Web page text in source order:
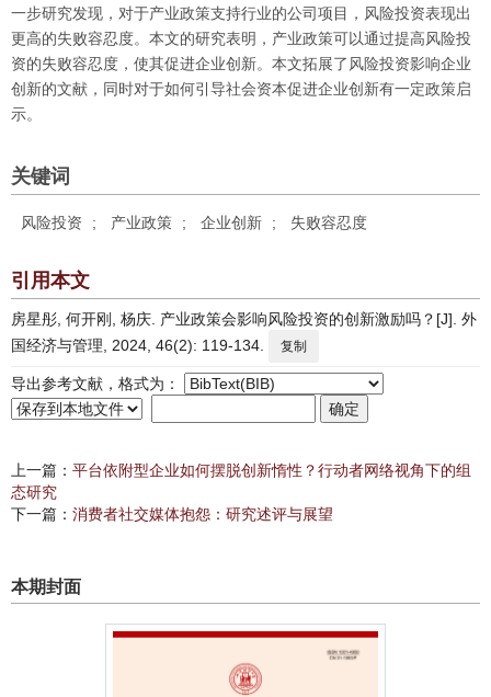
一步研究发现，对于产业政策支持行业的公司项目，风险投资表现出
更高的失败容忍度。本文的研究表明，产业政策可以通过提高风险投
资的失败容忍度，使其促进企业创新。本文拓展了风险投资影响企业
创新的文献，同时对于如何引导社会资本促进企业创新有一定政策启
示。
关键词
风险投资 ; 产业政策 ; 企业创新 ; 失败容忍度
引用本文
房星彤, 何开刚, 杨庆. 产业政策会影响风险投资的创新激励吗？[J]. 外
国经济与管理, 2024, 46(2): 119-134.
复制
导出参考文献，格式为：
上一篇： 平台依附型企业如何摆脱创新惰性？行动者网络视角下的组
态研究
下一篇： 消费者社交媒体抱怨：研究述评与展望
本期封面